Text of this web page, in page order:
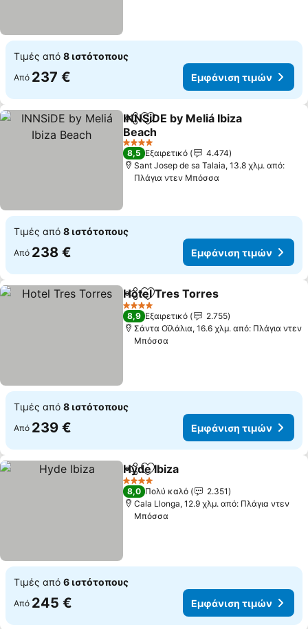
Τιμές από 8 ιστότοπους
Από 237 € Εμφάνιση τιμών
Κοινοποίηση
Προσθήκη στα αγαπημένα
INNSiDE by Meliá Ibiza
Beach
4 Αστέρια
8,5 Εξαιρετικό
4.474
Sant Josep de sa Talaia, 13.8 χλμ. από:
Πλάγια ντεν Μπόσσα
Τιμές από 8 ιστότοπους
Από 238 € Εμφάνιση τιμών
Κοινοποίηση
Προσθήκη στα αγαπημένα
Hotel Tres Torres
4 Αστέρια
8,9 Εξαιρετικό
2.755
Σάντα Οϊλάλια, 16.6 χλμ. από: Πλάγια ντεν
Μπόσσα
Τιμές από 8 ιστότοπους
Από 239 € Εμφάνιση τιμών
Κοινοποίηση
Προσθήκη στα αγαπημένα
Hyde Ibiza
4 Αστέρια
8,0 Πολύ καλό
2.351
Cala Llonga, 12.9 χλμ. από: Πλάγια ντεν
Μπόσσα
Τιμές από 6 ιστότοπους
Από 245 € Εμφάνιση τιμών